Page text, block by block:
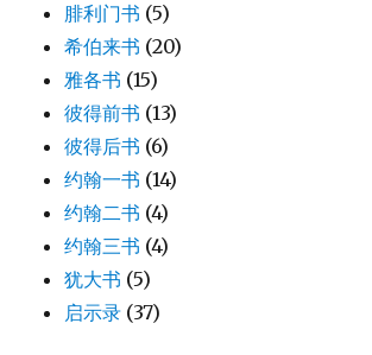
腓利门书 (5)
希伯来书 (20)
雅各书 (15)
彼得前书 (13)
彼得后书 (6)
约翰一书 (14)
约翰二书 (4)
约翰三书 (4)
犹大书 (5)
启示录 (37)